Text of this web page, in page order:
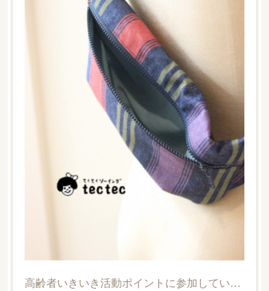
高齢者いきいき活動ポイントに参加しています【広島洋裁教室・てくてくソーイング】